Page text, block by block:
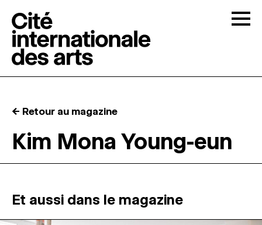
RÉSIDENCES ↓
ATELIERS OUVERTS
← Retour au magazine
Kim Mona Young-eun
Et aussi dans le magazine